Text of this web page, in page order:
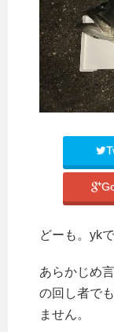
どーも。ykで
あらかじめ
の回し者で
ません。